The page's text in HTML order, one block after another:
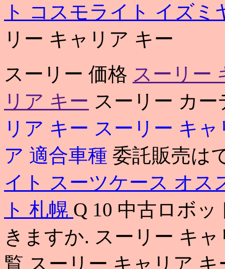
ト コスモライト イズミ
リー キャリア キー
スーリー 価格 スーリー
リア キー スーリー カ
リア キー スーリー キ
ア 適合車種 委託販売は
イト スーツケース オス
ト 札幌 Q 10 中古ロボ
きますか. スーリー キ
覧 スーリー キャリア